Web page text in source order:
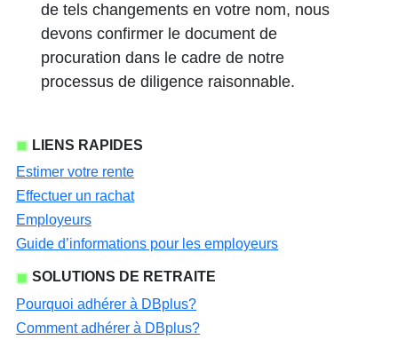
de tels changements en votre nom, nous
devons confirmer le document de
procuration dans le cadre de notre
processus de diligence raisonnable.
LIENS RAPIDES
Estimer votre rente
Effectuer un rachat
Employeurs
Guide d’informations pour les employeurs
SOLUTIONS DE RETRAITE
Pourquoi adhérer à DBplus?
Comment adhérer à DBplus?